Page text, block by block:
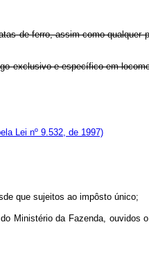
de ferro, assim como qualquer
exclusivo e específico em
Lei nº 9.532, de 1997)
que sujeitos ao impôsto único;
da Fazenda, ouvidos